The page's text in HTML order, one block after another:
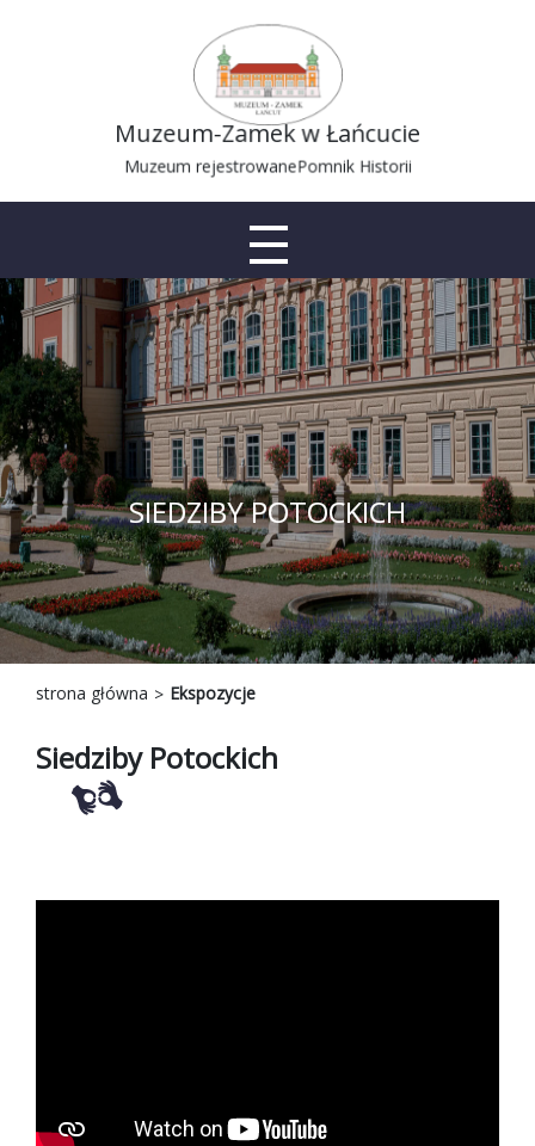
Muzeum-Zamek w Łańcucie
Muzeum rejestrowanePomnik Historii
SIEDZIBY POTOCKICH
strona główna Ekspozycje
Siedziby Potockich